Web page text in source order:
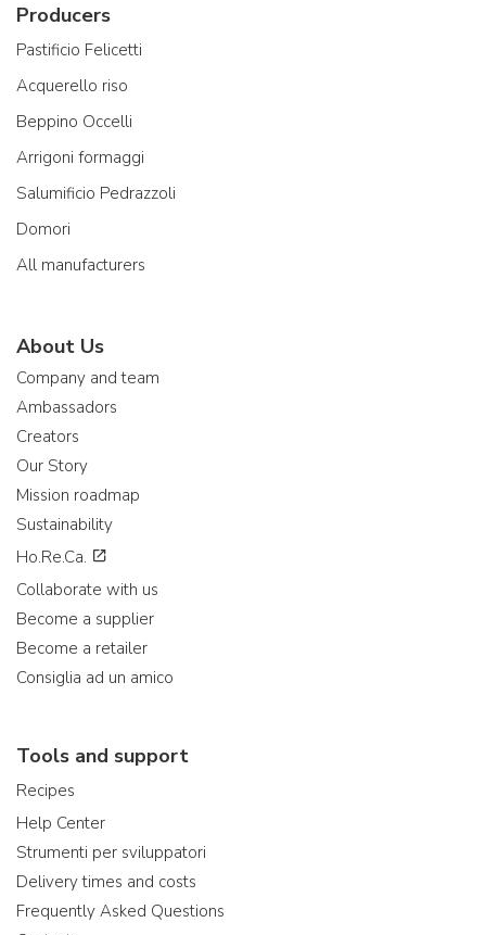
Producers
Pastificio Felicetti
Acquerello riso
Beppino Occelli
Arrigoni formaggi
Salumificio Pedrazzoli
Domori
All manufacturers
About Us
Company and team
Ambassadors
Creators
Our Story
Mission roadmap
Sustainability
Ho.Re.Ca.
Collaborate with us
Become a supplier
Become a retailer
Consiglia ad un amico
Tools and support
Recipes
Help Center
Strumenti per sviluppatori
Delivery times and costs
Frequently Asked Questions